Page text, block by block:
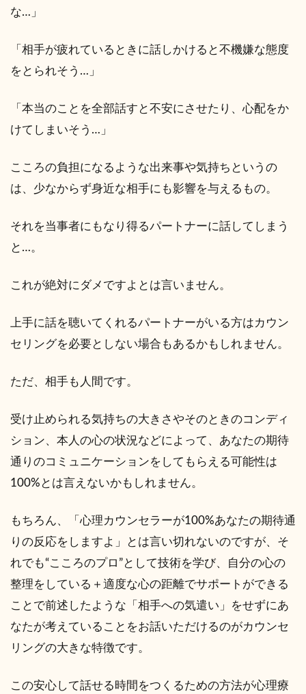
な…」
「相手が疲れているときに話しかけると不機嫌な態度
をとられそう…」
「本当のことを全部話すと不安にさせたり、心配をか
けてしまいそう…」
こころの負担になるような出来事や気持ちというの
は、少なからず身近な相手にも影響を与えるもの。
それを当事者にもなり得るパートナーに話してしまう
と…。
これが絶対にダメですよとは言いません。
上手に話を聴いてくれるパートナーがいる方はカウン
セリングを必要としない場合もあるかもしれません。
ただ、相手も人間です。
受け止められる気持ちの大きさやそのときのコンディ
ション、本人の心の状況などによって、あなたの期待
通りのコミュニケーションをしてもらえる可能性は
100%とは言えないかもしれません。
もちろん、「心理カウンセラーが100%あなたの期待通
りの反応をしますよ」とは言い切れないのですが、そ
れでも“こころのプロ”として技術を学び、自分の心の
整理をしている＋適度な心の距離でサポートができる
ことで前述したような「相手への気遣い」をせずにあ
なたが考えていることをお話いただけるのがカウンセ
リングの大きな特徴です。
この安心して話せる時間をつくるための方法が心理療